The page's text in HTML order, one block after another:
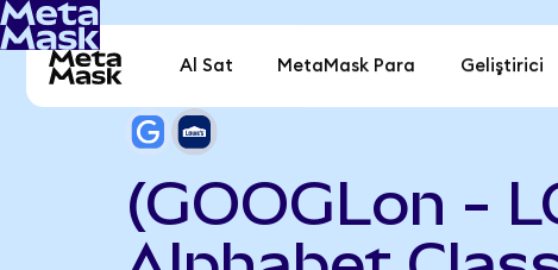
Al Sat MetaMask Para Geliştirici
(GOOGLon -